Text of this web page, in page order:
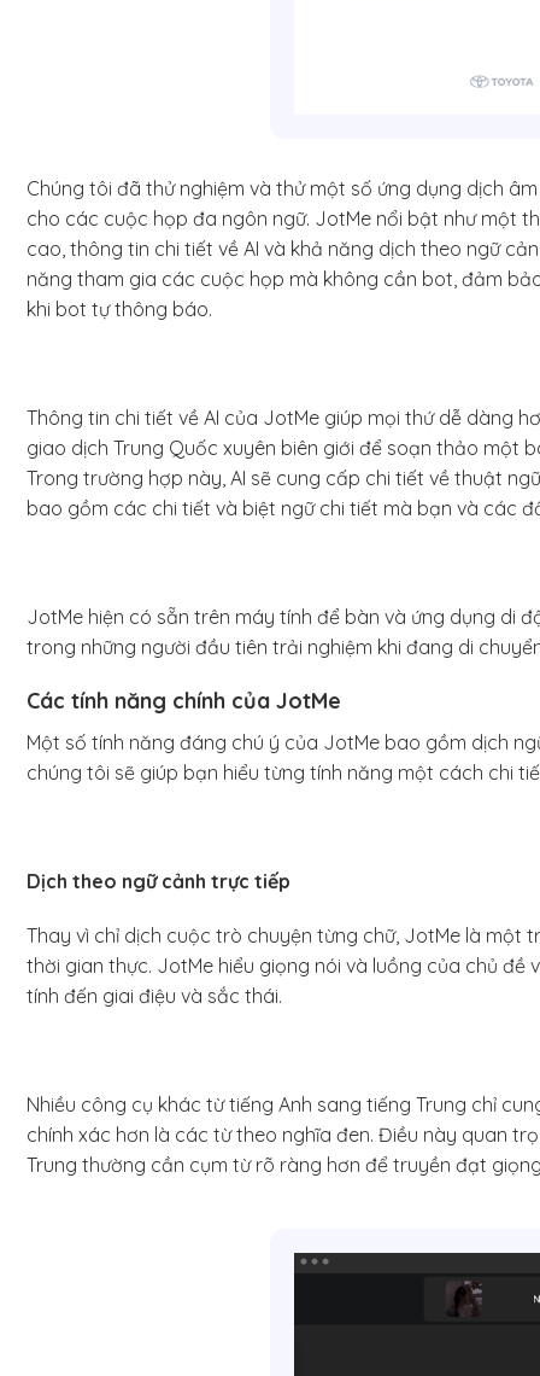
Chúng tôi đã thử nghiệm và thử một số ứng dụng dịch
cho các cuộc họp đa ngôn ngữ. JotMe nổi bật như một
cao, thông tin chi tiết về AI và khả năng dịch theo ngữ
năng tham gia các cuộc họp mà không cần bot, đảm
khi bot tự thông báo.
Thông tin chi tiết về AI của JotMe giúp mọi thứ dễ dàng
giao dịch Trung Quốc xuyên biên giới để soạn thảo một
Trong trường hợp này, AI sẽ cung cấp chi tiết về thuật
bao gồm các chi tiết và biệt ngữ chi tiết mà bạn và các
JotMe hiện có sẵn trên máy tính để bàn và ứng dụng di
trong những người đầu tiên trải nghiệm khi đang di
Các tính năng chính của JotMe
Một số tính năng đáng chú ý của JotMe bao gồm dịch
chúng tôi sẽ giúp bạn hiểu từng tính năng một cách chi
Dịch theo ngữ cảnh trực tiếp
Thay vì chỉ dịch cuộc trò chuyện từng chữ, JotMe là một
thời gian thực. JotMe hiểu giọng nói và luồng của chủ
tính đến giai điệu và sắc thái.
Nhiều công cụ khác từ tiếng Anh sang tiếng Trung chỉ
chính xác hơn là các từ theo nghĩa đen. Điều này quan
Trung thường cần cụm từ rõ ràng hơn để truyền đạt